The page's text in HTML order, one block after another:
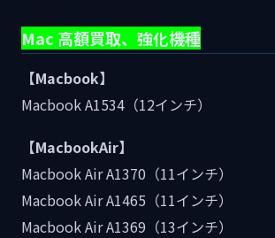
Mac 高額買取、強化機種
【Macbook】
Macbook A1534（12インチ）
【MacbookAir】
Macbook Air A1370（11インチ）
Macbook Air A1465（11インチ）
Macbook Air A1369（13インチ）